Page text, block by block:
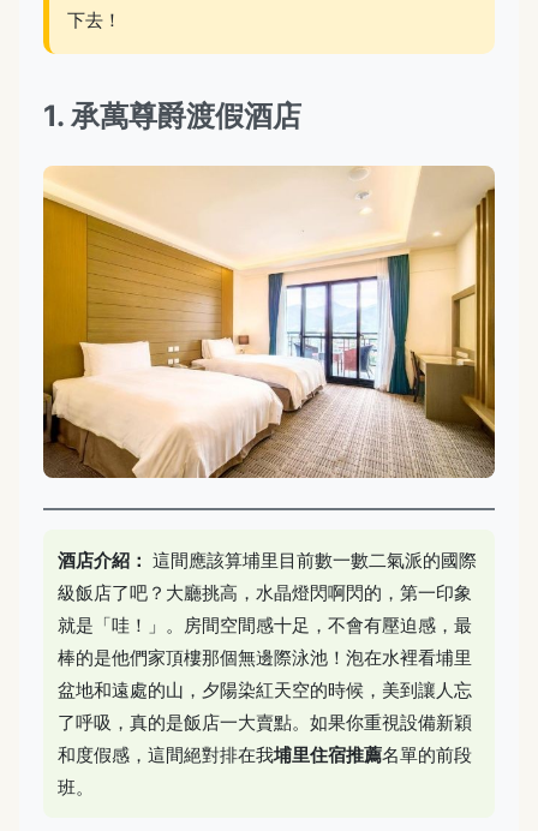
下去！
1. 承萬尊爵渡假酒店
酒店介紹： 這間應該算埔里目前數一數二氣派的國際
級飯店了吧？大廳挑高，水晶燈閃啊閃的，第一印象
就是「哇！」。房間空間感十足，不會有壓迫感，最
棒的是他們家頂樓那個無邊際泳池！泡在水裡看埔里
盆地和遠處的山，夕陽染紅天空的時候，美到讓人忘
了呼吸，真的是飯店一大賣點。如果你重視設備新穎
和度假感，這間絕對排在我埔里住宿推薦名單的前段
班。